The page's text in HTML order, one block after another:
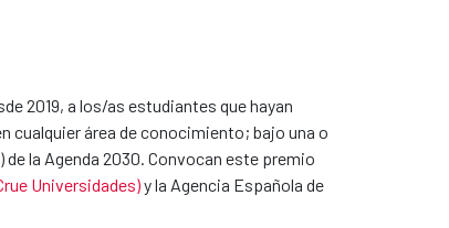
2019, a los/as estudiantes que hayan
cualquier área de conocimiento; bajo una o
la Agenda 2030. Convocan este premio
Universidades)y la Agencia Española de